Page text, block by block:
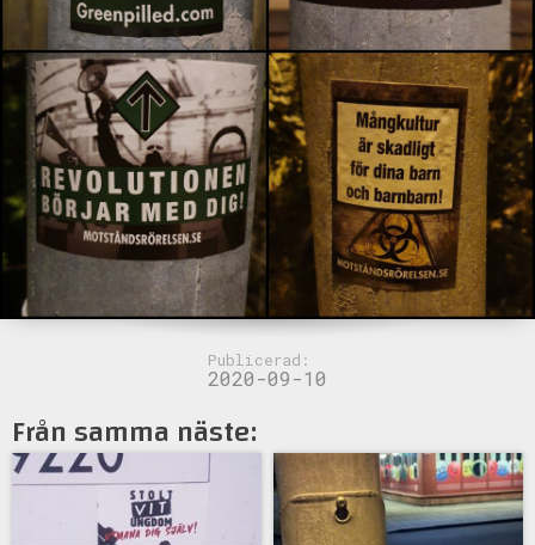
Publicerad:
2020-09-10
Från samma näste: